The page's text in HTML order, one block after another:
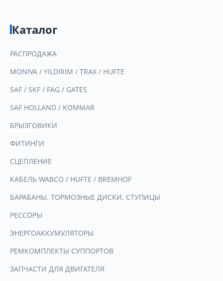
Каталог
РАСПРОДАЖА
MONIVA / YILDIRIM / TRAX / HUFTE
SAF / SKF / FAG / GATES
SAF HOLLAND / KOMMAR
БРЫЗГОВИКИ
ФИТИНГИ
СЦЕПЛЕНИЕ
КАБЕЛЬ WABCO / HUFTE / BREMHOF
БАРАБАНЫ. ТОРМОЗНЫЕ ДИСКИ. СТУПИЦЫ
РЕССОРЫ
ЭНЕРГОАККУМУЛЯТОРЫ
РЕМКОМПЛЕКТЫ СУППОРТОВ
ЗАПЧАСТИ ДЛЯ ДВИГАТЕЛЯ